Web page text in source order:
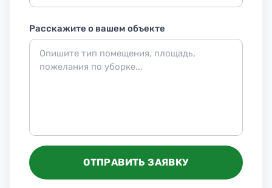
Расскажите о вашем объекте
ОТПРАВИТЬ ЗАЯВКУ